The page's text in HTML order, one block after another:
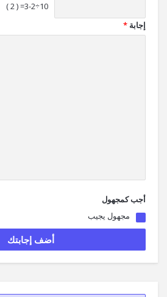
10÷3-2= ( 2 )
إجابة *
أجب كمجهول
مجهول يجيب